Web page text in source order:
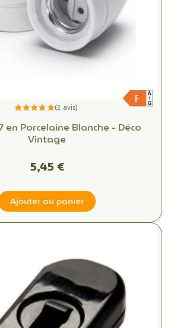
en Porcelaine Blanche - Déco
Vintage
5,45 €
Ajouter au panier